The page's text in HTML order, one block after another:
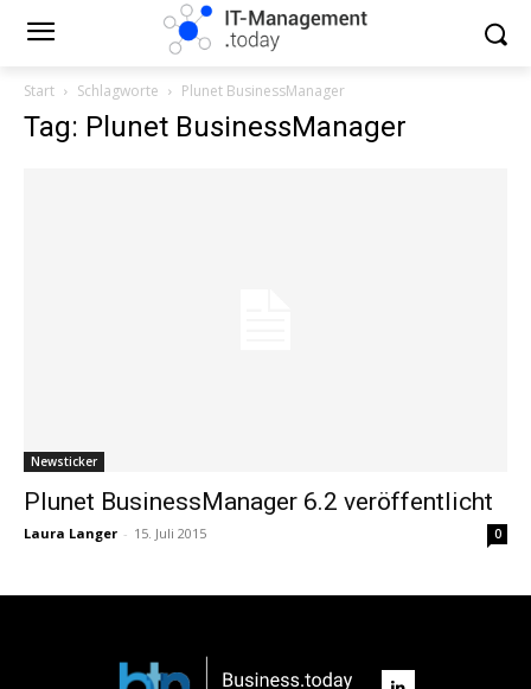
Start Schlagworte Plunet BusinessManager
Tag: Plunet BusinessManager
Newsticker
Plunet BusinessManager 6.2 veröffentlicht
Laura Langer - 15. Juli 2015 0